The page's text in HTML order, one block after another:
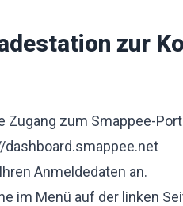
zur
Zugang zum Smappee-
dashboard.smappee.net
Anmeldedaten an.
im Menü auf der linken